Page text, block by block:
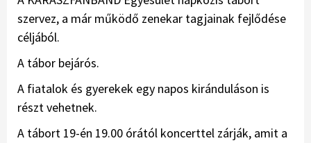
szervez, a már működő zenekar tagjainak fejlődése
céljából.
A tábor bejárós.
A fiatalok és gyerekek egy napos kiránduláson is
részt vehetnek.
A tábort 19-én 19.00 órától koncerttel zárják, amit a